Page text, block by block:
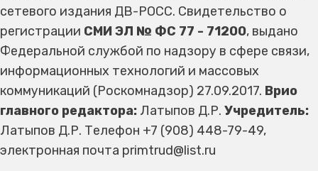
сетевого издания ДВ-РОСС. Свидетельство о
регистрации СМИ ЭЛ № ФС 77 - 71200, выдано
Федеральной службой по надзору в сфере связи,
информационных технологий и массовых
коммуникаций (Роскомнадзор) 27.09.2017. Врио
главного редактора: Латыпов Д.Р. Учредитель:
Латыпов Д.Р. Телефон +7 (908) 448-79-49,
электронная почта primtrud@list.ru